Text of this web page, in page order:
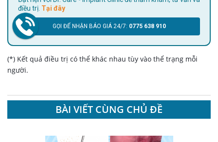
điều trị. Tại đây
GỌI ĐỂ NHẬN BÁO GIÁ 24/7: 0775 638 910
(*) Kết quả điều trị có thể khác nhau tùy vào thể trạng mỗi
người.
BÀI VIẾT CÙNG CHỦ ĐỀ